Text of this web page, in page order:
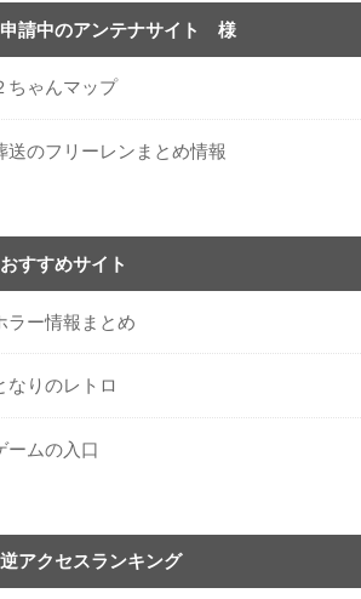
申請中のアンテナサイト 様
ちゃんマップ
送のフリーレンまとめ情報
おすすめサイト
ラー情報まとめ
なりのレトロ
ームの入口
逆アクセスランキング